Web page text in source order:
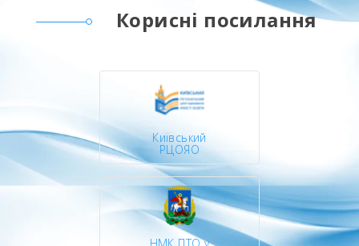
Корисні посилання
Київський
РЦОЯО